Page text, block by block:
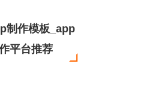
制作模板_app
平台推荐